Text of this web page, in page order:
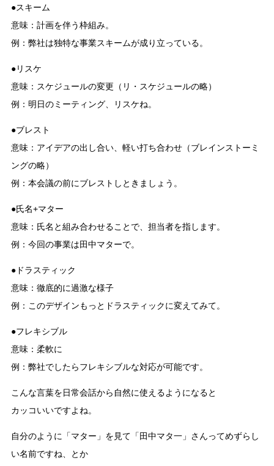
●スキーム
意味：計画を伴う枠組み。
例：弊社は独特な事業スキームが成り立っている。
●リスケ
意味：スケジュールの変更（リ・スケジュールの略）
例：明日のミーティング、リスケね。
●ブレスト
意味：アイデアの出し合い、軽い打ち合わせ（ブレインストーミ
ングの略）
例：本会議の前にブレストしときましょう。
●氏名+マター
意味：氏名と組み合わせることで、担当者を指します。
例：今回の事業は田中マターで。
●ドラスティック
意味：徹底的に過激な様子
例：このデザインもっとドラスティックに変えてみて。
●フレキシブル
意味：柔軟に
例：弊社でしたらフレキシブルな対応が可能です。
こんな言葉を日常会話から自然に使えるようになると
カッコいいですよね。
自分のように「マター」を見て「田中マタ一」さんってめずらし
い名前ですね、とか